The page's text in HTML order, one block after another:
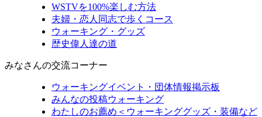
WSTVを100%楽しむ方法
夫婦・恋人同志で歩くコース
ウォーキング・グッズ
歴史偉人達の道
みなさんの交流コーナー
ウォーキングイベント・団体情報掲示板
みんなの投稿ウォーキング
わたしのお薦め＜ウォーキンググッズ・装備など